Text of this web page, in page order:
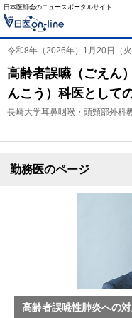
日本医師会のニュースポータルサイト
令和8年（2026年）1月20日（
高齢者誤嚥（ごえん
んこう）科医として
長崎大学耳鼻咽喉・頭頸部外
勤務医のページ
高齢者誤嚥性肺炎への